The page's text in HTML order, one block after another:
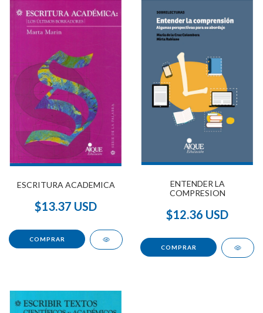
ESCRITURA ACADEMICA
$13.37 USD
ENTENDER LA
COMPRESION
$12.36 USD